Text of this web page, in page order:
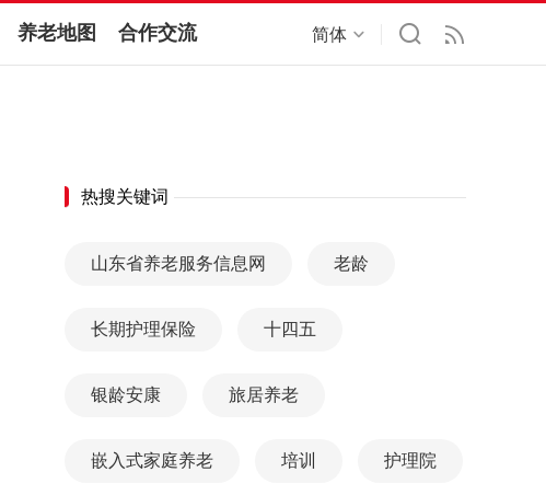
养老地图 合作交流 简体
热搜关键词
山东省养老服务信息网 老龄
长期护理保险 十四五
银龄安康 旅居养老
嵌入式家庭养老 培训 护理院